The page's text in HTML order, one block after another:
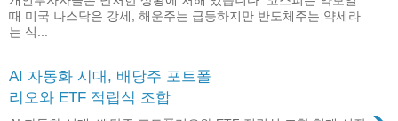
때 미국 나스닥은 강세, 해운주는 급등하지만 반도체주는 약세라
는 식...
AI 자동화 시대, 배당주 포트폴
리오와 ETF 적립식 조합